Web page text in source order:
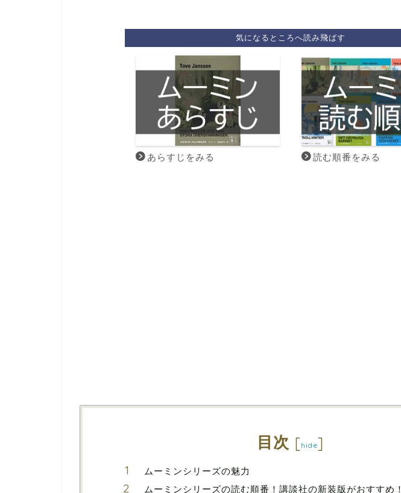
気になるところへ読み飛ばす
あらすじをみる 読む順番をみる
目次 [hide]
ムーミンシリーズの魅力
ムーミンシリーズの読む順番！講談社の新装版がおすすめ！